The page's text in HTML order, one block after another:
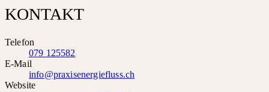
KONTAKT
Telefon
079 125582
E-Mail
info@praxisenergiefluss.ch
Website